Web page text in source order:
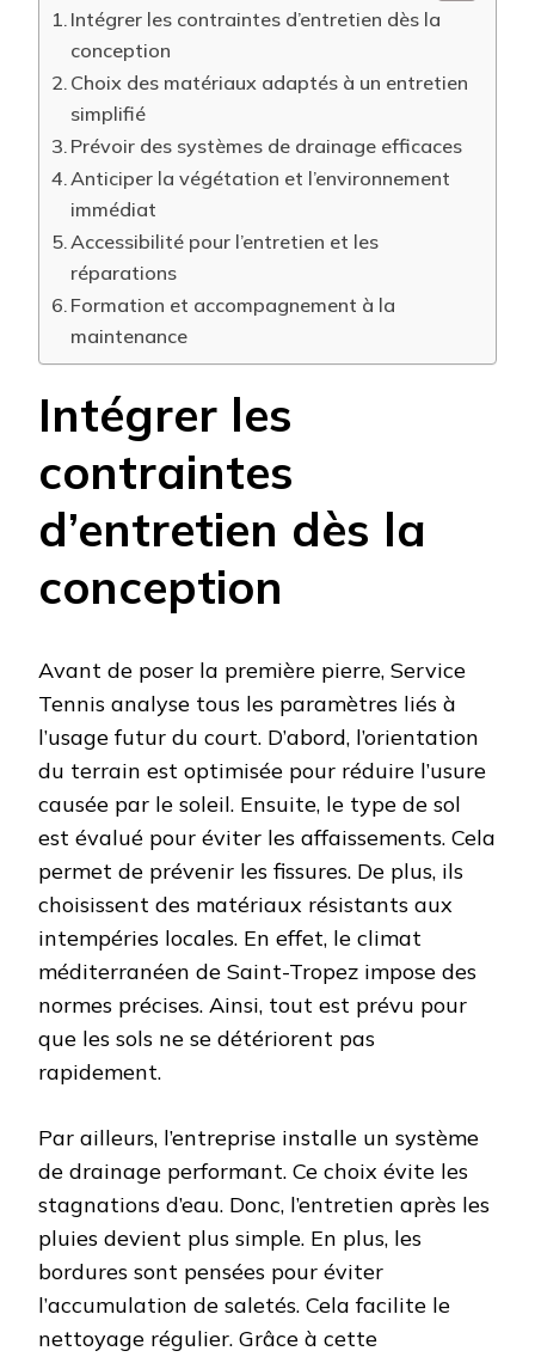
Intégrer les contraintes d’entretien dès la
conception
Choix des matériaux adaptés à un entretien
simplifié
Prévoir des systèmes de drainage efficaces
Anticiper la végétation et l’environnement
immédiat
Accessibilité pour l’entretien et les
réparations
Formation et accompagnement à la
maintenance
Intégrer les
contraintes
d’entretien dès la
conception
Avant de poser la première pierre, Service
Tennis analyse tous les paramètres liés à
l’usage futur du court. D’abord, l’orientation
du terrain est optimisée pour réduire l’usure
causée par le soleil. Ensuite, le type de sol
est évalué pour éviter les affaissements. Cela
permet de prévenir les fissures. De plus, ils
choisissent des matériaux résistants aux
intempéries locales. En effet, le climat
méditerranéen de Saint-Tropez impose des
normes précises. Ainsi, tout est prévu pour
que les sols ne se détériorent pas
rapidement.
Par ailleurs, l’entreprise installe un système
de drainage performant. Ce choix évite les
stagnations d’eau. Donc, l’entretien après les
pluies devient plus simple. En plus, les
bordures sont pensées pour éviter
l’accumulation de saletés. Cela facilite le
nettoyage régulier. Grâce à cette